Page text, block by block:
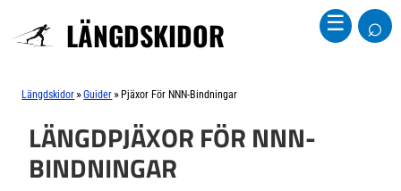
LÄNGDSKIDOR ☰ ⌕
Längdskidor »Guider » Pjäxor För NNN-Bindningar
LÄNGDPJÄXOR FÖR NNN-
BINDNINGAR